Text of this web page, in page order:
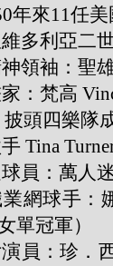
年來11任
多利亞二
領袖：聖
：梵高
披頭四樂隊
Tina
員：萬人
網球手：
單冠軍）
員：珍．